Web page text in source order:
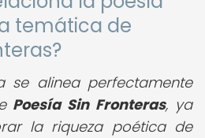
temática de
se alinea perfectamente
Poesía Sin Fronteras, ya
la riqueza poética de